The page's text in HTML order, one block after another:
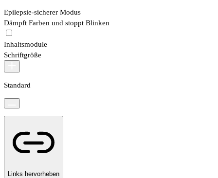
Epilepsie-sicherer Modus
Dämpft Farben und stoppt Blinken
Inhaltsmodule
Schriftgröße
Standard
Links hervorheben